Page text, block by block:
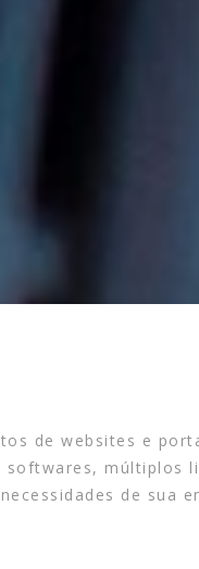
de websites e
múltiplos
de sua